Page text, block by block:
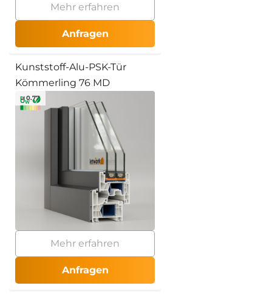
Mehr erfahren
Anfragen
Kunststoff-Alu-PSK-Tür
Kömmerling 76 MD
≥ 0.77
Mehr erfahren
Anfragen